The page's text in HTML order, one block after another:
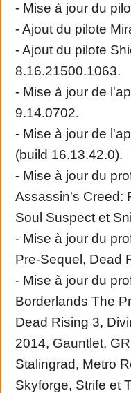
- Mise à jour du
- Ajout du pilote
- Ajout du pilote
8.16.21500.1063.
- Mise à jour de
9.14.0702.
- Mise à jour de
(build 16.13.42.0).
- Mise à jour du
Assassin's Creed:
Soul Suspect et
- Mise à jour du
Pre-Sequel, Dead
- Mise à jour du
Borderlands The
Dead Rising 3,
2014, Gauntlet,
Stalingrad, Metro
Skyforge, Strife et